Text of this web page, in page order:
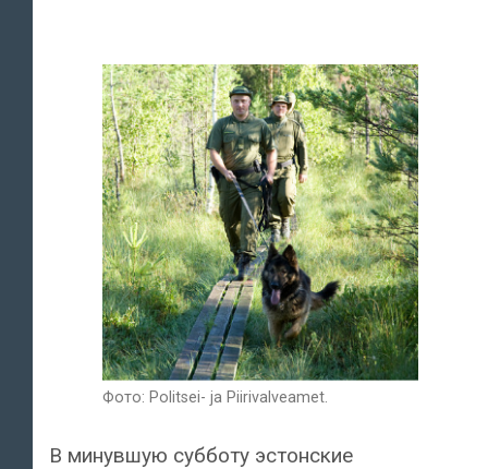
поведение
собаки
Фото: Politsei- ja Piirivalveamet.
В минувшую субботу эстонские